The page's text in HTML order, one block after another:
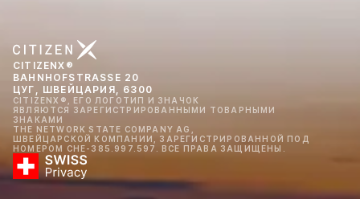
CITIZENX®
BAHNHOFSTRASSE 20
ЦУГ, ШВЕЙЦАРИЯ, 6300
CITIZENX®, ЕГО ЛОГОТИП И ЗНАЧОК
ЯВЛЯЮТСЯ ЗАРЕГИСТРИРОВАННЫМИ ТОВАРНЫМИ
ЗНАКАМИ
THE NETWORK STATE COMPANY AG,
ШВЕЙЦАРСКОЙ КОМПАНИИ, ЗАРЕГИСТРИРОВАННОЙ ПОД
НОМЕРОМ CHE-385.997.597. ВСЕ ПРАВА ЗАЩИЩЕНЫ.